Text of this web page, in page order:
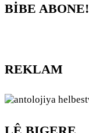
BİBE ABONE!
REKLAM